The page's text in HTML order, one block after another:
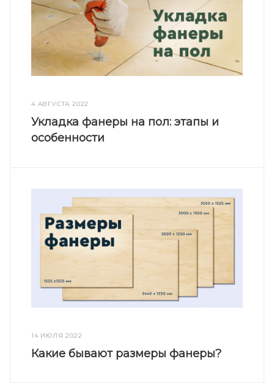
4 АВГУСТА 2022
Укладка фанеры на пол: этапы и
особенности
14 ИЮЛЯ 2022
Какие бывают размеры фанеры?